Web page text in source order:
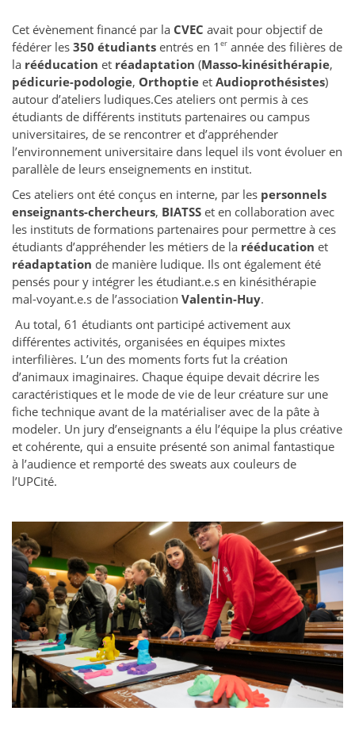
Cet évènement financé par la CVEC avait pour objectif de
fédérer les 350 étudiants entrés en 1 er année des filières de
la rééducation et réadaptation (Masso-kinésithérapie,
pédicurie-podologie, Orthoptie et Audioprothésistes)
autour d’ateliers ludiques.Ces ateliers ont permis à ces
étudiants de différents instituts partenaires ou campus
universitaires, de se rencontrer et d’appréhender
l’environnement universitaire dans lequel ils vont évoluer en
parallèle de leurs enseignements en institut.
Ces ateliers ont été conçus en interne, par les personnels
enseignants-chercheurs, BIATSS et en collaboration avec
les instituts de formations partenaires pour permettre à ces
étudiants d’appréhender les métiers de la rééducation et
réadaptation de manière ludique. Ils ont également été
pensés pour y intégrer les étudiant.e.s en kinésithérapie
mal-voyant.e.s de l’association Valentin-Huy.
Au total, 61 étudiants ont participé activement aux
différentes activités, organisées en équipes mixtes
interfilières. L’un des moments forts fut la création
d’animaux imaginaires. Chaque équipe devait décrire les
caractéristiques et le mode de vie de leur créature sur une
fiche technique avant de la matérialiser avec de la pâte à
modeler. Un jury d’enseignants a élu l’équipe la plus créative
et cohérente, qui a ensuite présenté son animal fantastique
à l’audience et remporté des sweats aux couleurs de
l’UPCité.